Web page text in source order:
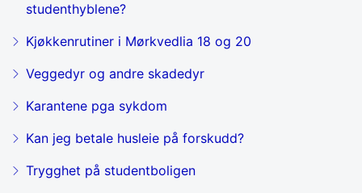
studenthyblene?
Kjøkkenrutiner i Mørkvedlia 18 og 20
Veggedyr og andre skadedyr
Karantene pga sykdom
Kan jeg betale husleie på forskudd?
Trygghet på studentboligen